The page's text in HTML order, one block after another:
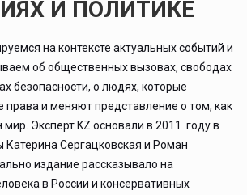
И ПОЛИТИКЕ
на контексте актуальных событий и
об общественных вызовах, свободах
безопасности, о людях, которые
права и меняют представление о том, как
Эксперт KZ основали в 2011 году в
Сергацковская и Роман
издание рассказывало на
в России и консервативных